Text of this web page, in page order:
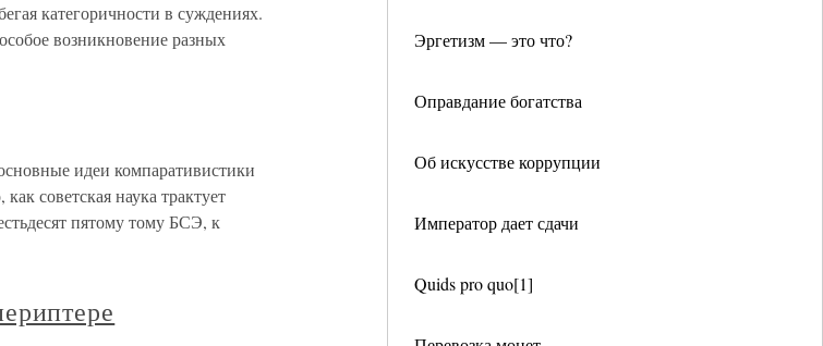
Эргетизм — это что?
Оправдание богатства
Об искусстве коррупции
Император дает сдачи
Quids pro quo[1]
категоричности в суждениях.
возникновение разных
идеи компаративистики
советская наука трактует
пятому тому БСЭ, к